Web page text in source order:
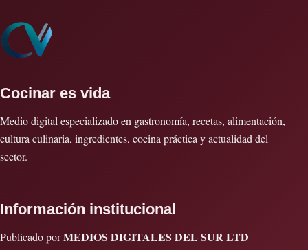
Cocinar es vida
Medio digital especializado en gastronomía, recetas, alimentación,
cultura culinaria, ingredientes, cocina práctica y actualidad del
sector.
Información institucional
Publicado porMEDIOS DIGITALES DEL SUR LTD